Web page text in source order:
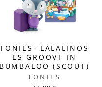
TONIES- LALALINOS
ES GROOVT IN
BUMBALOO (SCOUT)
TONIES